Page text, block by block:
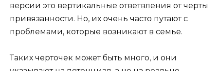
версии это вертикальные ответвления от черты
привязанности. Но, их очень часто путают с
проблемами, которые возникают в семье.
Таких черточек может быть много, и они